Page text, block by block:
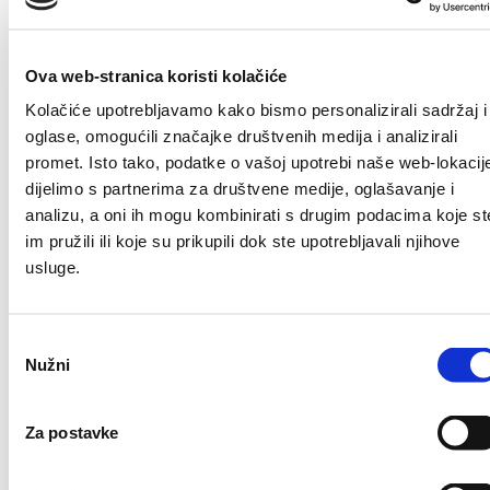
Ova web-stranica koristi kolačiće
Kolačiće upotrebljavamo kako bismo personalizirali sadržaj i
oglase, omogućili značajke društvenih medija i analizirali
promet. Isto tako, podatke o vašoj upotrebi naše web-
dijelimo s partnerima za društvene medije, oglašavanje i
analizu, a oni ih mogu kombinirati s drugim podacima koje
im pružili ili koje su prikupili dok ste upotrebljavali njihove
usluge.
pristanka
Nužni
Za postavke
HEP – Obavijest
o problemima u
distribuciji pitke
vode –
Banićevac
Author